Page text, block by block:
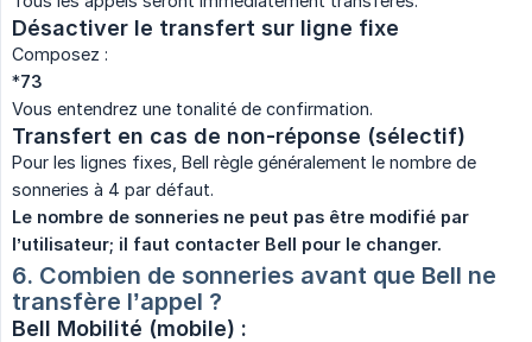
Désactiver le transfert sur ligne fixe
Composez :
*73
Vous entendrez une tonalité de confirmation.
Transfert en cas de non-réponse (sélectif)
Pour les lignes fixes, Bell règle généralement le nombre de
sonneries à 4 par défaut.
Le nombre de sonneries ne peut pas être modifié par
l’utilisateur; il faut contacter Bell pour le changer.
6. Combien de sonneries avant que Bell ne
transfère l’appel ?
Bell Mobilité (mobile) :